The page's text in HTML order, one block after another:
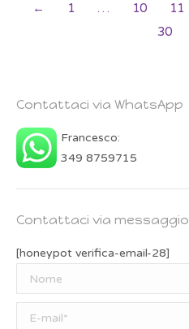
← 1 … 10 11
30
Contattaci via WhatsApp
Francesco:
349 8759715
Contattaci via messaggio
[honeypot verifica-email-28]